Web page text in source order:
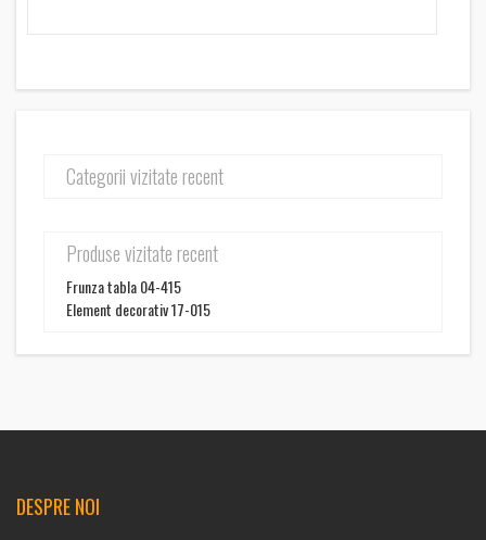
Categorii vizitate recent
Produse vizitate recent
Frunza tabla 04-415
Element decorativ 17-015
DESPRE NOI